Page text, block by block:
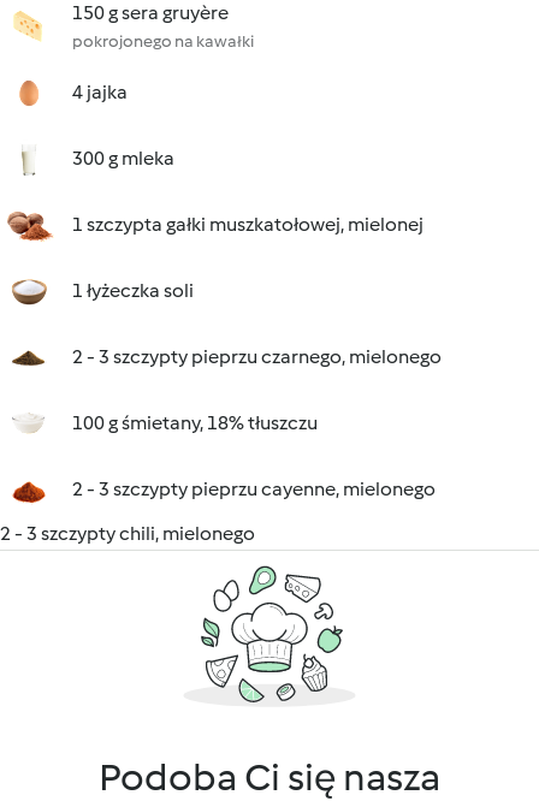
150 g sera gruyère
pokrojonego na kawałki
4 jajka
300 g mleka
1 szczypta gałki muszkatołowej, mielonej
1 łyżeczka soli
2 - 3 szczypty pieprzu czarnego, mielonego
100 g śmietany, 18% tłuszczu
2 - 3 szczypty pieprzu cayenne, mielonego
2 - 3 szczypty chili, mielonego
Podoba Ci się nasza